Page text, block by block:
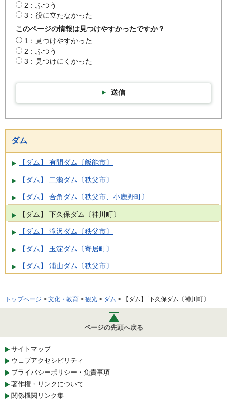
2：ふつう
3：役に立たなかった
このページの情報は見つけやすかったですか？
1：見つけやすかった
2：ふつう
3：見つけにくかった
送信
ダム
【ダム】 有間ダム〔飯能市〕
【ダム】 二瀬ダム〔秩父市〕
【ダム】 合角ダム〔秩父市、小鹿野町〕
【ダム】 下久保ダム〔神川町〕
【ダム】 滝沢ダム〔秩父市〕
【ダム】 玉淀ダム〔寄居町〕
【ダム】 浦山ダム〔秩父市〕
トップページ > 文化・教育 > 観光 > ダム > 【ダム】 下久保ダム〔神川町〕
ページの先頭へ戻る
サイトマップ
ウェブアクセシビリティ
プライバシーポリシー・免責事項
著作権・リンクについて
関係機関リンク集